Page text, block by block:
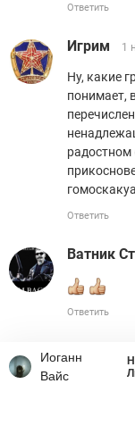
Ответить
Игрим 1
Ну, какие
понимает,
Ответить
Ватник
Ответить
Иоганн
Вайс